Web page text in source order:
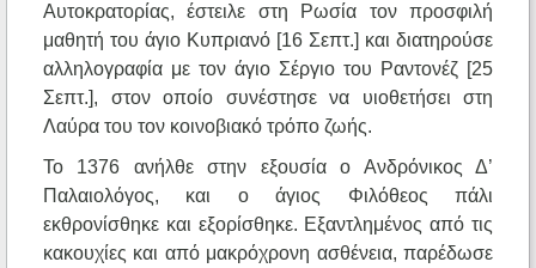
Αυτοκρατορίας, έστειλε στη Ρωσία τον προσφιλή
μαθητή του άγιο Κυπριανό [16 Σεπτ.] και διατηρούσε
αλληλογραφία με τον άγιο Σέργιο του Ραντονέζ [25
Σεπτ.], στον οποίο συνέστησε να υιοθετήσει στη
Λαύρα του τον κοινοβιακό τρόπο ζωής.
Το 1376 ανήλθε στην εξουσία ο Ανδρόνικος Δ’
Παλαιολόγος, και ο άγιος Φιλόθεος πάλι
εκθρονίσθηκε και εξορίσθηκε. Εξαντλημένος από τις
κακουχίες και από μακρόχρονη ασθένεια, παρέδωσε